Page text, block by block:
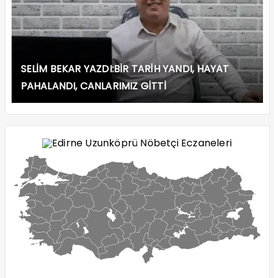
SELİM BEKAR YAZDI:BİR TARİH YANDI, HAYAT
PAHALANDI, CANLARIMIZ GİTTİ